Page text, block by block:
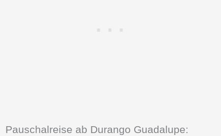
Pauschalreise ab Durango Guadalupe: